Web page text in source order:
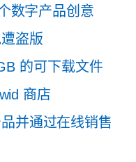
数字产品创意
盗版
的可下载文件
商店
并通过在线销售